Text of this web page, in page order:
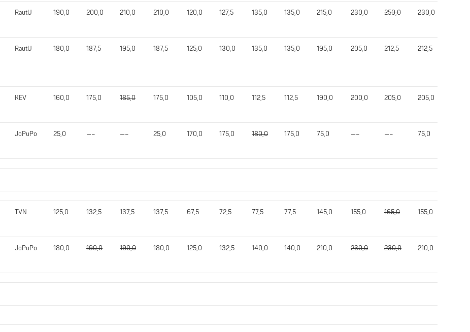
RautU 190,0 200,0 210,0 210,0 120,0 127,5 135,0 135,0 215,0 230,0 250,0 230,0
RautU 180,0 187,5 195,0 187,5 125,0 130,0 135,0 135,0 195,0 205,0 212,5 212,5
KEV 160,0 175,0 185,0 175,0 105,0 110,0 112,5 112,5 190,0 200,0 205,0 205,0
JoPuPo 25,0 —– —– 25,0 170,0 175,0 180,0 175,0 75,0 —– —– 75,0
TVN 125,0 132,5 137,5 137,5 67,5 72,5 77,5 77,5 145,0 155,0 165,0 155,0
JoPuPo 180,0 190,0 190,0 180,0 125,0 132,5 140,0 140,0 210,0 230,0 230,0 210,0